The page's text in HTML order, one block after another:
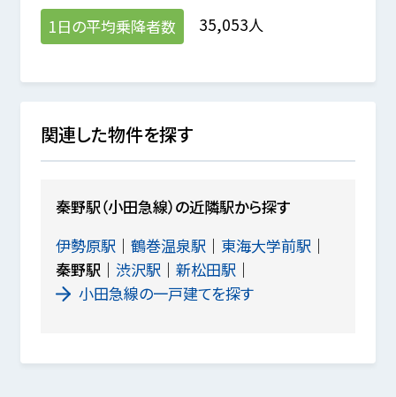
1日の平均乗降者数 35,053人
関連した物件を探す
秦野駅（小田急線）の近隣駅から探す
伊勢原駅
鶴巻温泉駅
東海大学前駅
秦野駅
渋沢駅
新松田駅
小田急線の一戸建てを探す